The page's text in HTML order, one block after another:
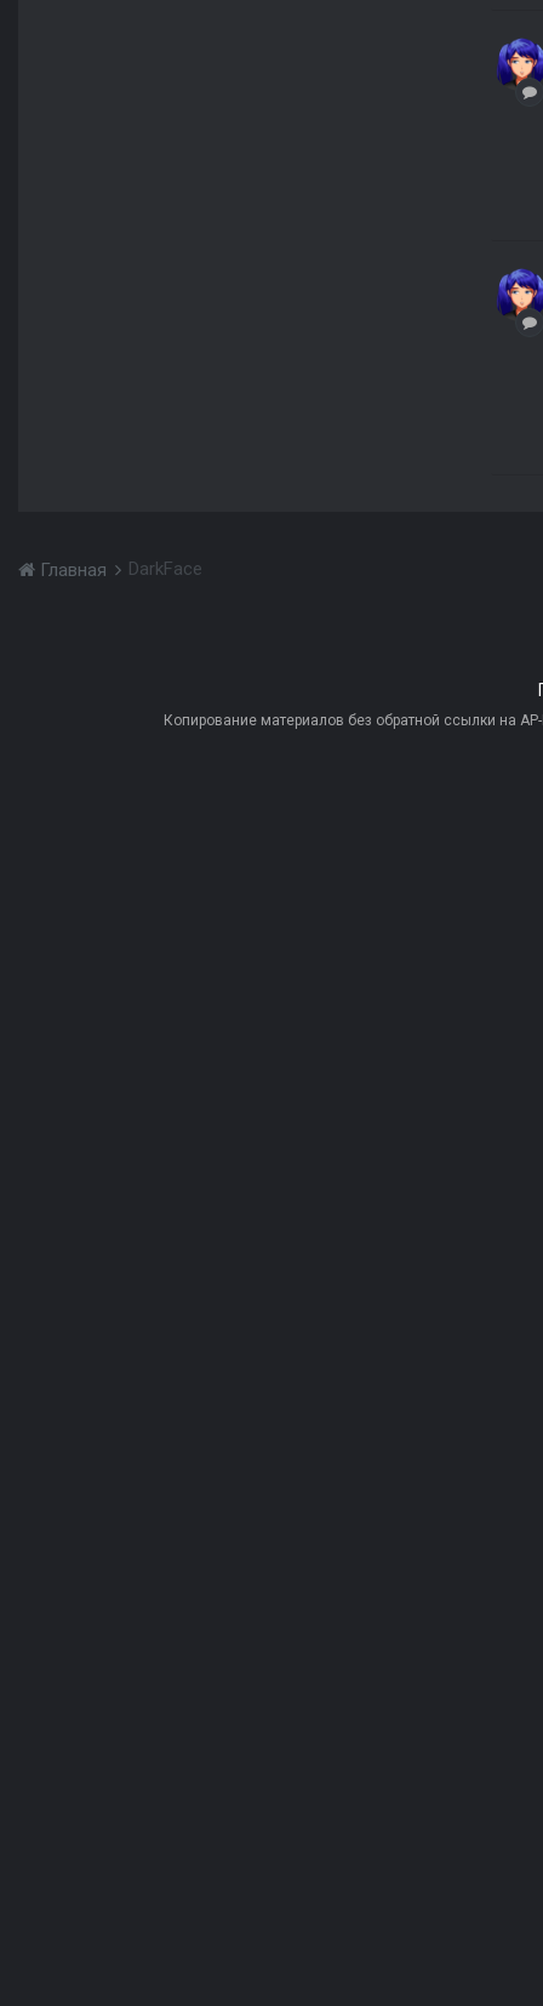
Главная DarkFace
Копирование материалов без обратной ссылки на